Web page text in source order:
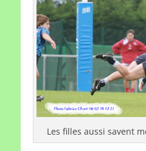
Les filles aussi savent